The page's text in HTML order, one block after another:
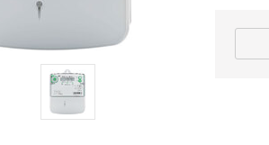
обл)
грн.
грн.
В кошик
(Дніпропетровська
3 799,00 грн.